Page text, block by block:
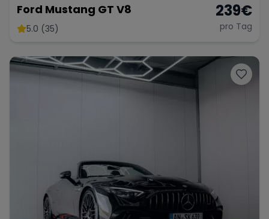
Ford Mustang GT V8
5.0 (35)
239€
pro Tag